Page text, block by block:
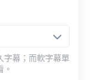
字幕；而軟字幕單